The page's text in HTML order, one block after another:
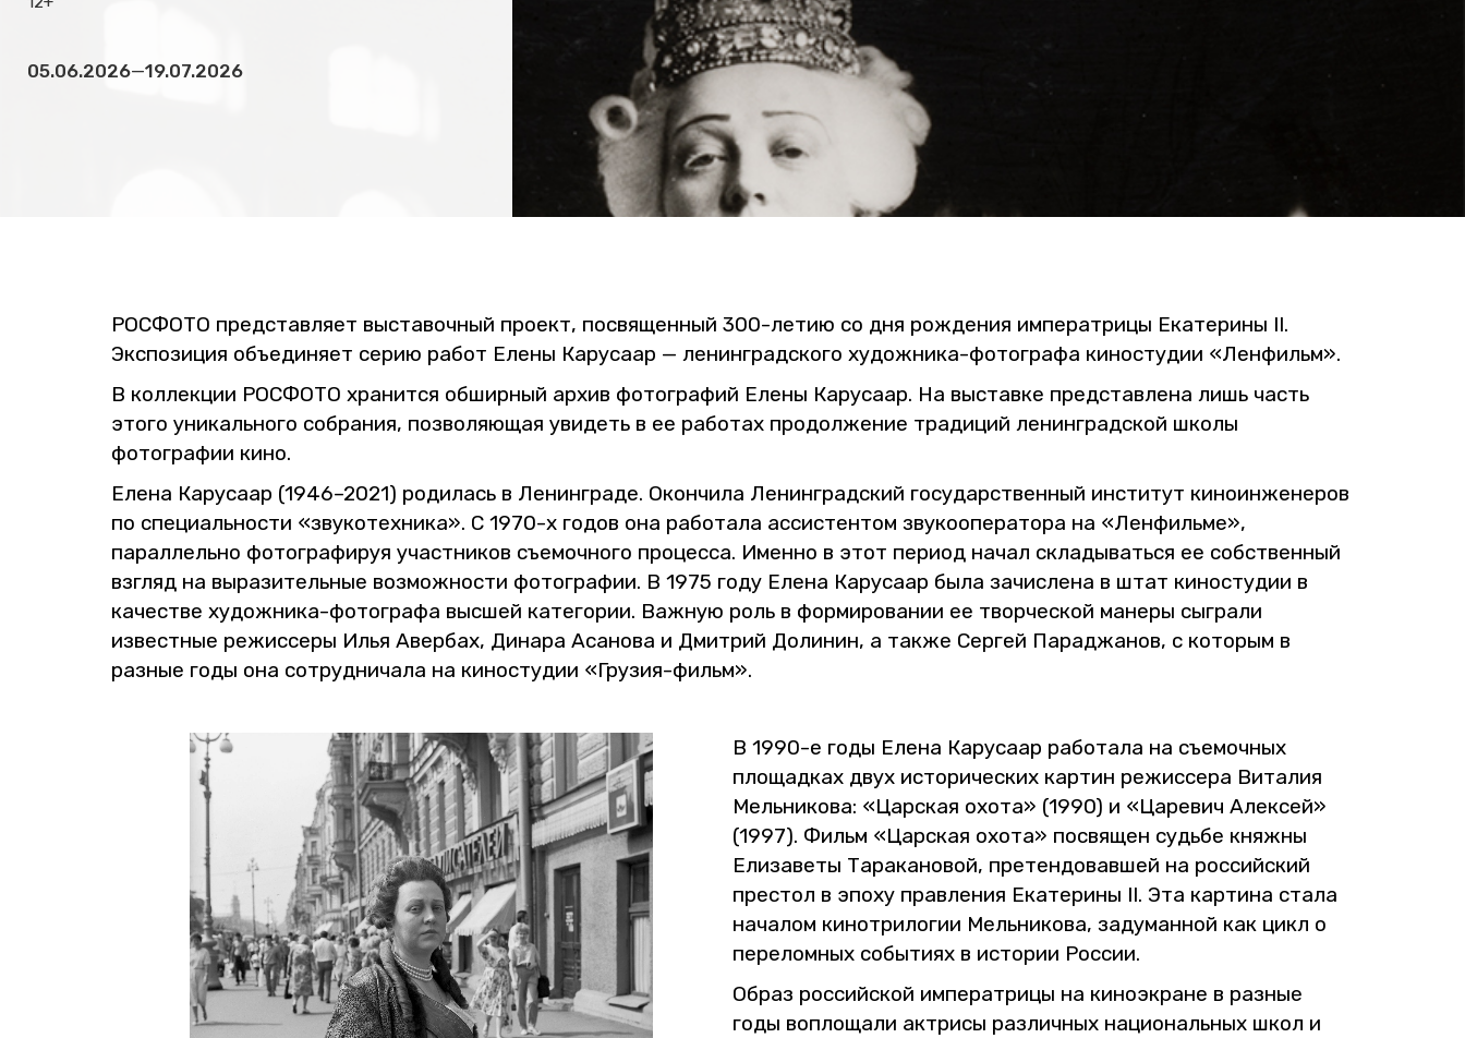
05.06.2026—19.07.2026
РОС­ФО­ТО пред­став­ля­ет вы­ста­воч­ный про­ект, по­свя­щен­ный 300-летию со дня рож­де­ния им­пе­ра­три­цы Ека­те­ри­ны II.
Экс­по­зи­ция объ­еди­ня­ет серию работ Елены Ка­ру­са­ар — ле­нин­град­ско­го ху­дож­ни­ка-фо­то­гра­фа ки­но­сту­дии «Лен­фильм».
В кол­лек­ции РОС­ФО­ТО хра­нит­ся об­шир­ный архив фо­то­гра­фий Елены Ка­ру­са­ар. На вы­став­ке пред­став­ле­на лишь часть
этого уни­каль­но­го со­бра­ния, поз­во­ля­ю­щая уви­деть в ее ра­бо­тах про­дол­же­ние тра­ди­ций ле­нин­град­ской школы
фо­то­гра­фии кино.
Елена Ка­ру­са­ар (1946–2021) ро­ди­лась в Ле­нин­гра­де. Окон­чи­ла Ле­нин­град­ский го­су­дар­ствен­ный ин­сти­тут ки­но­ин­же­не­ров
по спе­ци­аль­но­сти «зву­ко­тех­ни­ка». С 1970-х годов она ра­бо­та­ла ас­си­стен­том зву­ко­опе­ра­то­ра на «Лен­филь­ме»,
па­рал­лель­но фо­то­гра­фи­руя участ­ни­ков съе­моч­но­го про­цес­са. Имен­но в этот пе­ри­од начал скла­ды­вать­ся ее соб­ствен­ный
взгляд на вы­ра­зи­тель­ные воз­мож­но­сти фо­то­гра­фии. В 1975 году Елена Ка­ру­са­ар была за­чис­ле­на в штат ки­но­сту­дии в
ка­че­стве ху­дож­ни­ка-фо­то­гра­фа выс­шей ка­те­го­рии. Важ­ную роль в фор­ми­ро­ва­нии ее твор­че­ской ма­не­ры сыг­ра­ли
из­вест­ные ре­жис­се­ры Илья Авер­бах, Ди­на­ра Аса­но­ва и Дмит­рий До­ли­нин, а также Сер­гей Па­ра­джа­нов, с ко­то­рым в
раз­ные годы она со­труд­ни­ча­ла на ки­но­сту­дии «Гру­зия-фильм».
В 1990-е годы Елена Ка­ру­са­ар ра­бо­та­ла на съе­моч­ных
пло­щад­ках двух ис­то­ри­че­ских кар­тин ре­жис­се­ра Ви­та­лия
Мель­ни­ко­ва: «Цар­ская охота» (1990) и «Ца­ре­вич Алек­сей»
(1997). Фильм «Цар­ская охота» по­свя­щен судь­бе княж­ны
Ели­за­ве­ты Та­ра­ка­но­вой, пре­тен­до­вав­шей на рос­сий­ский
пре­стол в эпоху прав­ле­ния Ека­те­ри­ны II. Эта кар­ти­на стала
на­ча­лом ки­но­т­ри­ло­гии Мель­ни­ко­ва, за­ду­ман­ной как цикл о
пе­ре­лом­ных со­бы­ти­ях в ис­то­рии Рос­сии.
Образ рос­сий­ской им­пе­ра­три­цы на ки­но­экране в раз­ные
годы во­пло­ща­ли ак­три­сы раз­лич­ных на­ци­о­наль­ных школ и